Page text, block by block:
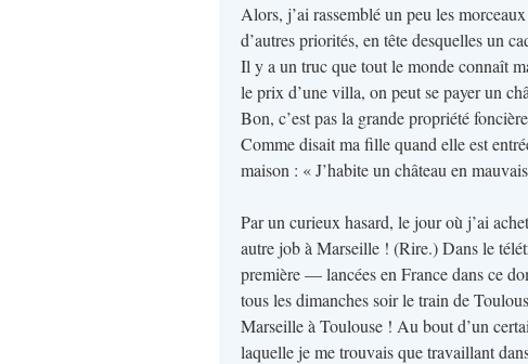
Alors, j’ai rassemblé un peu les
d’autres priorités, en tête desquelles un
Il y a un truc que tout le monde connaît
le prix d’une villa, on peut se payer un
Bon, c’est pas la grande propriété
Comme disait ma fille quand elle est
maison : « J’habite un château en
Par un curieux hasard, le jour où j’ai
autre job à Marseille ! (Rire.) Dans le
première — lancées en France dans ce
tous les dimanches soir le train de
Marseille à Toulouse ! Au bout d’un
laquelle je me trouvais que travaillant